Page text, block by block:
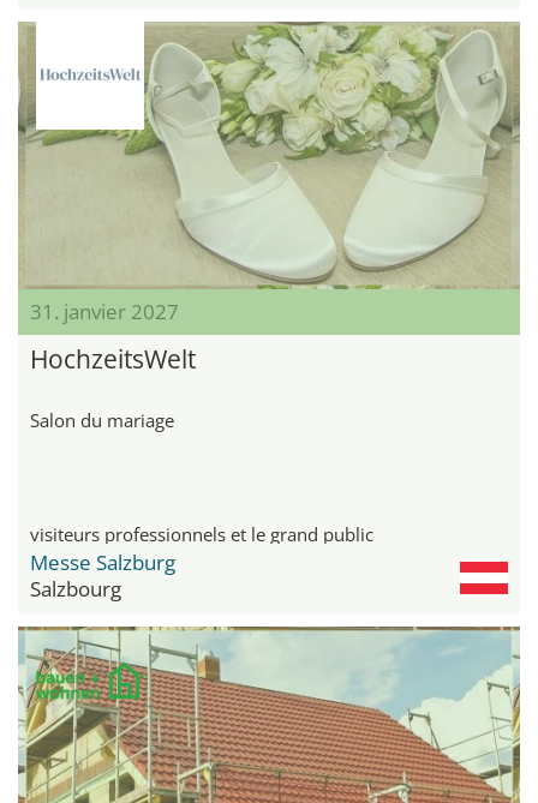
31. janvier 2027
HochzeitsWelt
Salon du mariage
visiteurs professionnels et le grand public
Messe Salzburg
Salzbourg